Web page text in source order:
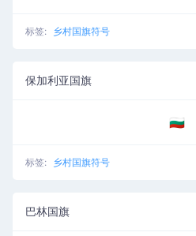
标签: 乡村国旗符号
保加利亚国旗
🇧🇬
标签: 乡村国旗符号
巴林国旗